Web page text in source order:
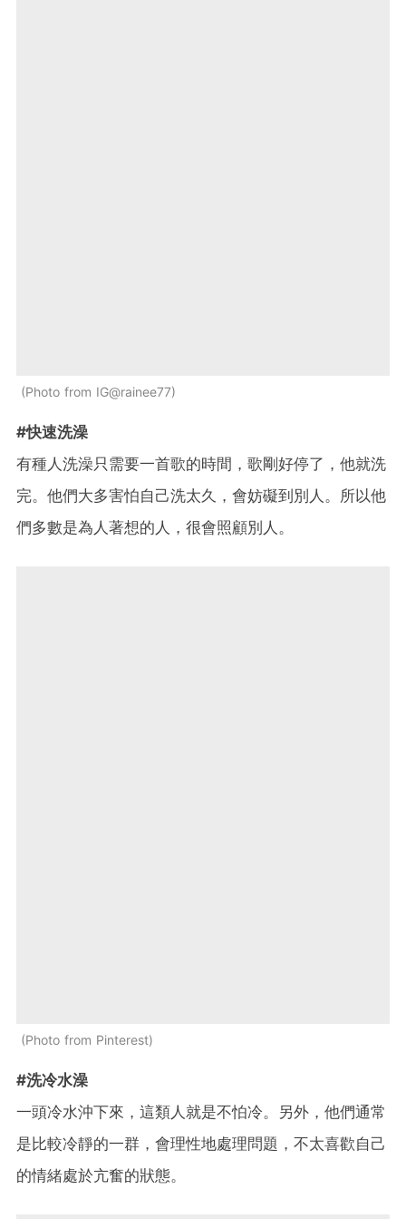
Photo from IG@rainee77
#快速洗澡
有種人洗澡只需要一首歌的時間，歌剛好停了，他就洗
完。他們大多害怕自己洗太久，會妨礙到別人。所以他
們多數是為人著想的人，很會照顧別人。
Photo from Pinterest
#洗冷水澡
一頭冷水沖下來，這類人就是不怕冷。另外，他們通常
是比較冷靜的一群，會理性地處理問題，不太喜歡自己
的情緒處於亢奮的狀態。